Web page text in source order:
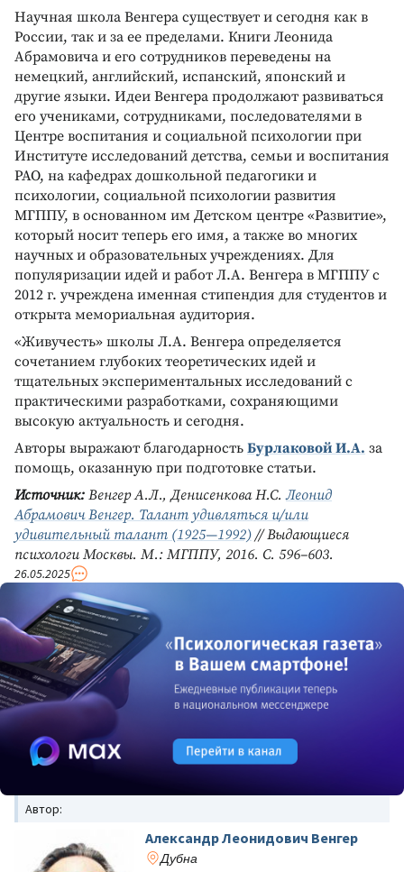
Научная школа Венгера существует и сегодня как в
России, так и за ее пределами. Книги Леонида
Абрамовича и его сотрудников переведены на
немецкий, английский, испанский, японский и
другие языки. Идеи Венгера продолжают развиваться
его учениками, сотрудниками, последователями в
Центре воспитания и социальной психологии при
Институте исследований детства, семьи и воспитания
РАО, на кафедрах дошкольной педагогики и
психологии, социальной психологии развития
МГППУ, в основанном им Детском центре «Развитие»,
который носит теперь его имя, а также во многих
научных и образовательных учреждениях. Для
популяризации идей и работ Л.А. Венгера в МГППУ с
2012 г. учреждена именная стипендия для студентов и
открыта мемориальная аудитория.
«Живучесть» школы Л.А. Венгера определяется
сочетанием глубоких теоретических идей и
тщательных экспериментальных исследований с
практическими разработками, сохраняющими
высокую актуальность и сегодня.
Авторы выражают благодарность Бурлаковой И.А. за
помощь, оказанную при подготовке статьи.
Источник: Венгер А.Л., Денисенкова Н.С.Леонид
Абрамович Венгер. Талант удивляться и/или
удивительный талант (1925—1992) // Выдающиеся
психологи Москвы. М.: МГППУ, 2016. С. 596–603.
26.05.2025
Автор:
Александр Леонидович Венгер
Дубна